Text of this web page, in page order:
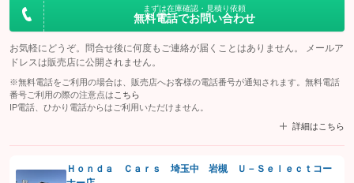
まずは在庫確認・見積り依頼
無料電話でお問い合わせ
お気軽にどうぞ。問合せ後に何度もご連絡が届くことはありません。 メールア
ドレスは販売店に公開されません。
※無料電話をご利用の場合は、販売店へお客様の電話番号が通知されます。無料電話
番号ご利用の際の注意点は こちら
IP電話、ひかり電話からはご利用いただけません。
詳細はこちら
Ｈｏｎｄａ Ｃａｒｓ 埼玉中 岩槻 Ｕ－Ｓｅｌｅｃｔコー